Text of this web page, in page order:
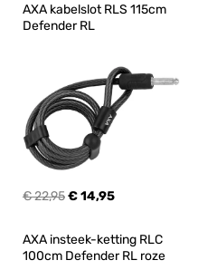
AXA kabelslot RLS 115cm
Defender RL
€ 22,95€ 14,95
AXA insteek-ketting RLC
100cm Defender RL roze